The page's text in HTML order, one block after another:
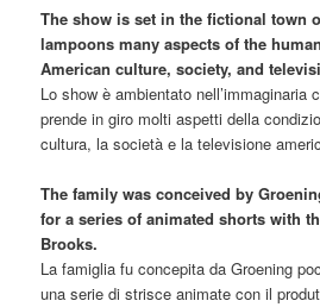
The show is set in the fictional town
lampoons many aspects of the
American culture, society, and
Lo show è ambientato nell’immaginaria
prende in giro molti aspetti della
cultura, la società e la televisione
The family was conceived by
for a series of animated shorts with
Brooks.
La famiglia fu concepita da Groening
una serie di strisce animate con il